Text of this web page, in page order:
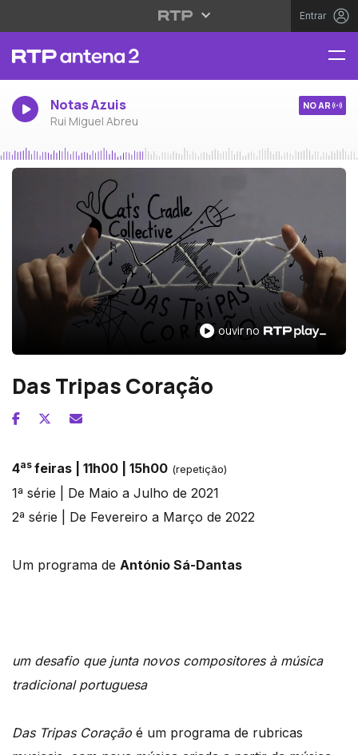
Entrar
Notas Azuis
Rui Miguel Abreu
NO AR
ouvir no RTP Play
ouvir no
Das Tripas Coração
4as feiras | 11h00 | 15h00 (repetição)
1ª série | De Maio a Julho de 2021
2ª série | De Fevereiro a Março de 2022
Um programa de António Sá-Dantas
um desafio que junta novos compositores à música
tradicional portuguesa
Das Tripas Coração é um programa de rubricas